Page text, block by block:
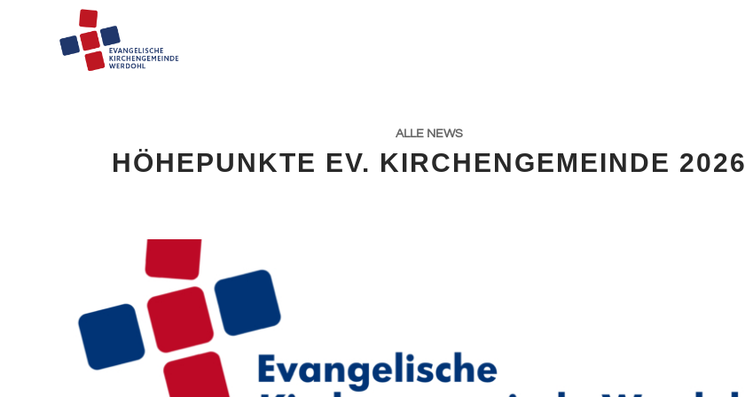
ALLE NEWS
HÖHEPUNKTE EV. KIRCHENGEMEINDE 2026